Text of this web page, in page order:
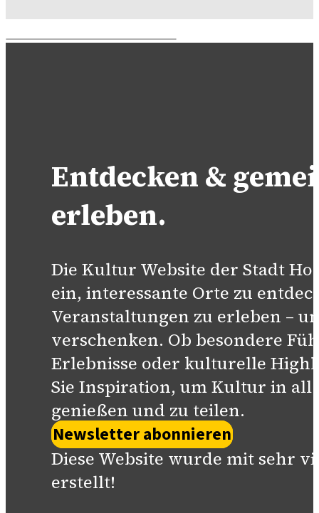
Entdecken &
erleben.
Die Kultur Website der Stadt
ein, interessante Orte zu
Veranstaltungen zu erleben –
verschenken. Ob besondere
Erlebnisse oder kulturelle
Sie Inspiration, um Kultur in all
genießen und zu teilen.
Newsletter abonnieren
Diese Website wurde mit sehr
erstellt!